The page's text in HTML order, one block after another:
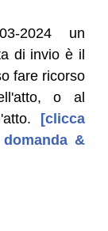
2024 un
di invio è il
fare ricorso
o al
[clicca
&